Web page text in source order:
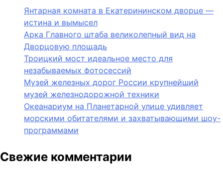
Янтарная комната в Екатерининском дворце —
истина и вымысел
Арка Главного штаба великолепный вид на
Дворцовую площадь
Троицкий мост идеальное место для
незабываемых фотосессий
Музей железных дорог России крупнейший
музей железнодорожной техники
Океанариум на Планетарной улице удивляет
морскими обитателями и захватывающими шоу-
программами
Свежие комментарии